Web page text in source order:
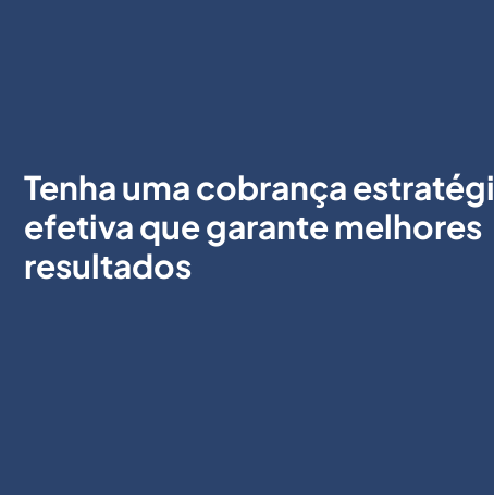
Tenha uma cobrança
efetiva que garante melhores
resultados